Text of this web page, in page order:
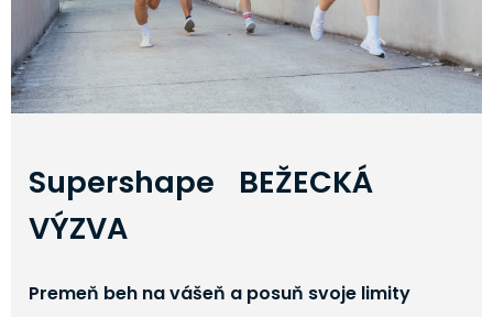
Supershape BEŽECKÁ
VÝZVA
Premeň beh na vášeň a posuň svoje limity